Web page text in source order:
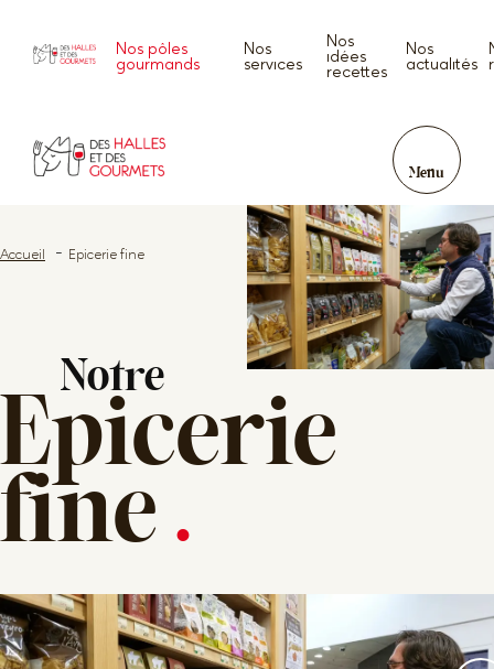
Nos pôles
gourmands
Nos
services
Nos
idées
recettes
Nos
actualités
Menu
Accueil Epicerie fine
Notre
Epicerie
fine .